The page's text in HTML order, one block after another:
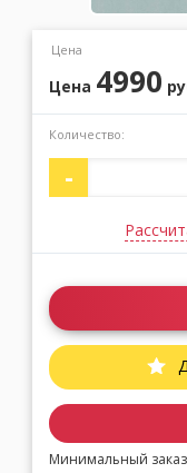
Цена
Цена 4990
Количество:
-
Минимальный